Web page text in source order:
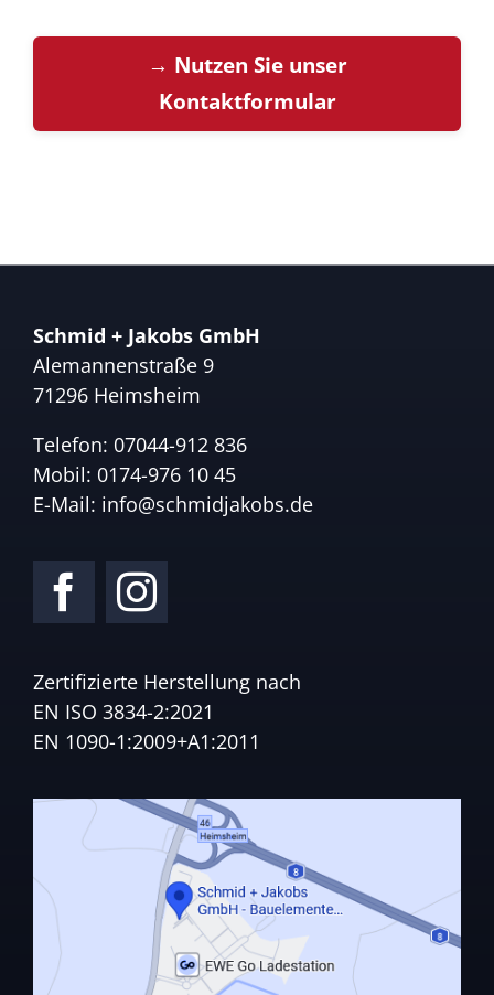
→ Nutzen Sie unser
Kontaktformular
Schmid + Jakobs GmbH
Alemannenstraße 9
71296 Heimsheim
Telefon: 07044-912 836
Mobil: 0174-976 10 45
E-Mail: info@schmidjakobs.de
Zertifizierte Herstellung nach
EN ISO 3834-2:2021
EN 1090-1:2009+A1:2011